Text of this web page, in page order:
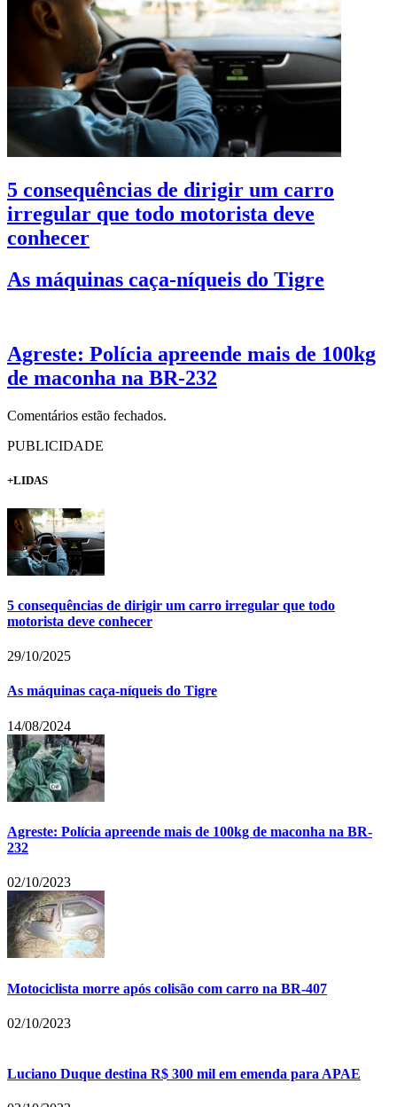
5 consequências de dirigir um carro
irregular que todo motorista deve
conhecer
As máquinas caça-níqueis do Tigre
Agreste: Polícia apreende mais de 100kg
de maconha na BR-232
Comentários estão fechados.
PUBLICIDADE
+LIDAS
5 consequências de dirigir um carro irregular que todo
motorista deve conhecer
29/10/2025
As máquinas caça-níqueis do Tigre
14/08/2024
Agreste: Polícia apreende mais de 100kg de maconha na BR-
232
02/10/2023
Motociclista morre após colisão com carro na BR-407
02/10/2023
Luciano Duque destina R$ 300 mil em emenda para APAE